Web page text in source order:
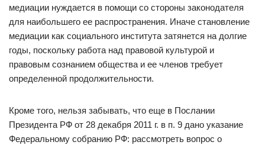
медиации нуждается в помощи со стороны законодателя
для наибольшего ее распространения. Иначе становление
медиации как социального института затянется на долгие
годы, поскольку работа над правовой культурой и
правовым сознанием общества и ее членов требует
определенной продолжительности.
Кроме того, нельзя забывать, что еще в Послании
Президента РФ от 28 декабря 2011 г. в п. 9 дано указание
Федеральному собранию РФ: рассмотреть вопрос о